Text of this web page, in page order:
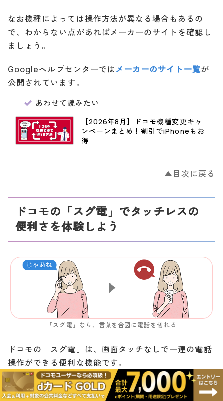
なお機種によっては操作方法が異なる場合もあるの
で、わからない点があればメーカーのサイトを確認し
ましょう。
Googleヘルプセンターではメーカーのサイト一覧が
公開されています。
あわせて読みたい
【2026年8月】ドコモ機種変更キャ
ンペーンまとめ！割引でiPhoneもお
得
▲目次に戻る
ドコモの「スグ電」でタッチレスの
便利さを体験しよう
「スグ電」なら、言葉を合図に電話を切れる
ドコモの「スグ電」は、画面タッチなしで一連の電話
操作ができる便利な機能です。
「スグ電」を使えば、手袋をしていたり傘をさしてい